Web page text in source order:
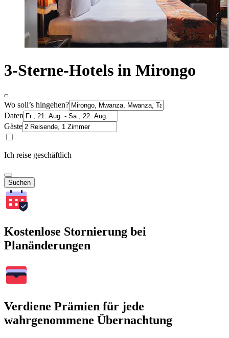
3-Sterne-Hotels in Mirongo
Wo soll’s hingehen?
Daten
Gäste
Ich reise geschäftlich
Suchen
Kostenlose Stornierung bei
Planänderungen
Verdiene Prämien für jede
wahrgenommene Übernachtung